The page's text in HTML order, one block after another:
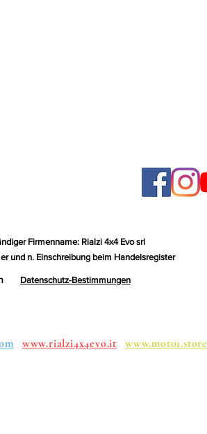
Firmenname: Rialzi 4x4 Evo srl
und n. Einschreibung beim Handelsregister
Datenschutz-Bestimmungen
www.rialzi4x4evo.it www.moto1.store